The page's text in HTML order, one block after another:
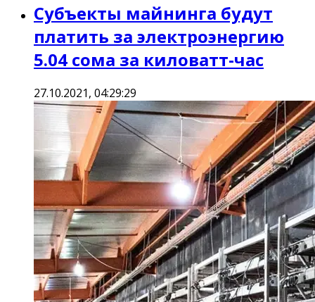
Субъекты майнинга будут
платить за электроэнергию
5.04 сома за киловатт-час
27.10.2021, 04:29:29